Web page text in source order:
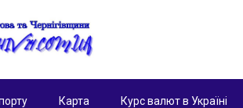
Карта Курс валют в Україні